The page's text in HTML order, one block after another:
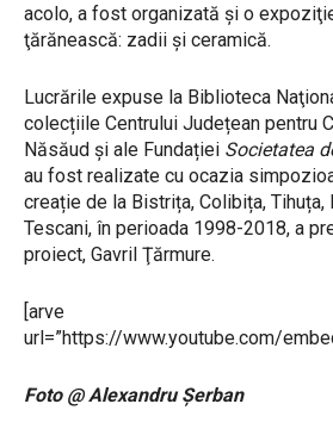
acolo, a fost organizată şi o
ţărănească: zadii şi ceramică.
Lucrările expuse la Biblioteca
colecțiile Centrului Județean pentru
Năsăud și ale Fundației Societatea
au fost realizate cu ocazia
creație de la Bistrița, Colibița, Tihuța,
Tescani, în perioada 1998-2018, a
proiect, Gavril Ţărmure.
[arve
url=”https://www.youtube.com/
Foto @ Alexandru Şerban